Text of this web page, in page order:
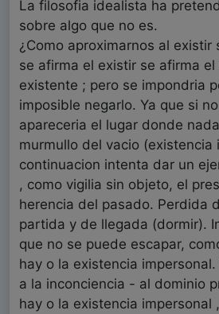
La filosofia idealista ha
sobre algo que no es.
¿Como aproximarnos al existir
se afirma el existir se afirma el
existente ; pero se impondria
imposible negarlo. Ya que si
apareceria el lugar donde
murmullo del vacio (existencia
continuacion intenta dar un
, como vigilia sin objeto, el
herencia del pasado. Perdida
partida y de llegada (dormir).
que no se puede escapar,
hay o la existencia
a la inconciencia - al dominio
hay o la existencia impersonal